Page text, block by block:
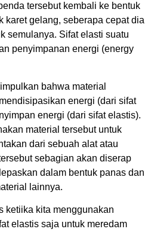
tersebut kembali ke bentuk
karet gelang, seberapa cepat dia
semulanya. Sifat elasti suatu
penyimpanan energi (energy
bahwa material
energi (dari sifat
energi (dari sifat elastis).
material tersebut untuk
dari sebuah alat atau
sebagian akan diserap
dalam bentuk panas dan
lainnya.
ketiika kita menggunakan
elastis saja untuk meredam